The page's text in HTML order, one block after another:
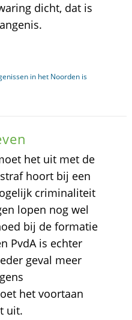
dicht, dat is
in het Noorden is
het uit met de
hoort bij een
criminaliteit
lopen nog wel
bij de formatie
PvdA is echter
geval meer
het voortaan
uit.